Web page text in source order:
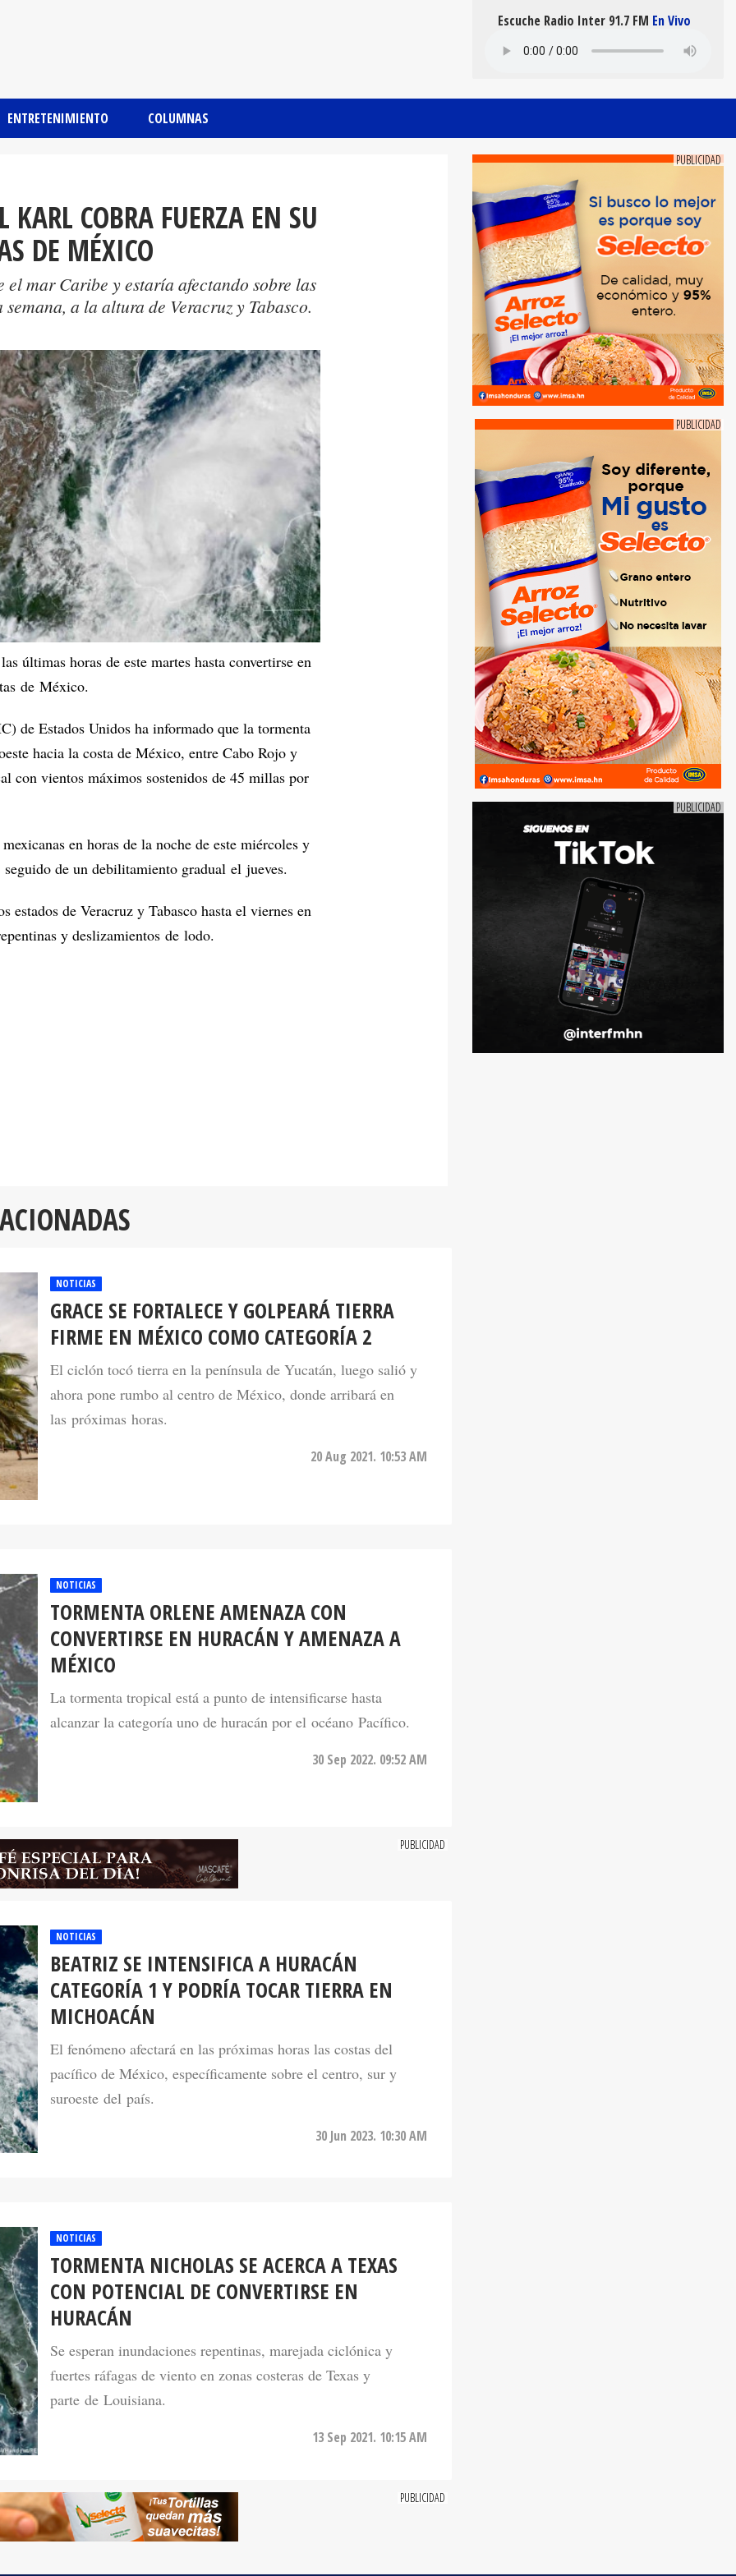
ENTRETENIMIENTO COLUMNAS
Escuche Radio Inter 91.7 FM En Vivo
COBRA FUERZA EN SU
DE MÉXICO
el mar Caribe y estaría afectando sobre las
a la altura de Veracruz y Tabasco.
últimas horas de este martes hasta convertirse en
de México.
de Estados Unidos ha informado que la tormenta
hacia la costa de México, entre Cabo Rojo y
con vientos máximos sostenidos de 45 millas por
en horas de la noche de este miércoles y
de un debilitamiento gradual el jueves.
de Veracruz y Tabasco hasta el viernes en
y deslizamientos de lodo.
NOTICIAS
GRACE SE FORTALECE Y GOLPEARÁ TIERRA
FIRME EN MÉXICO COMO CATEGORÍA 2
El ciclón tocó tierra en la península de Yucatán, luego salió y
ahora pone rumbo al centro de México, donde arribará en
las próximas horas.
20 Aug 2021. 10:53 AM
NOTICIAS
TORMENTA ORLENE AMENAZA CON
CONVERTIRSE EN HURACÁN Y AMENAZA A
MÉXICO
La tormenta tropical está a punto de intensificarse hasta
alcanzar la categoría uno de huracán por el océano Pacífico.
30 Sep 2022. 09:52 AM
BEATRIZ SE INTENSIFICA A HURACÁN
CATEGORÍA 1 Y PODRÍA TOCAR TIERRA EN
MICHOACÁN
El fenómeno afectará en las próximas horas las costas del
pacífico de México, específicamente sobre el centro, sur y
suroeste del país.
TORMENTA NICHOLAS SE ACERCA A TEXAS
CON POTENCIAL DE CONVERTIRSE EN
HURACÁN
Se esperan inundaciones repentinas, marejada ciclónica y
fuertes ráfagas de viento en zonas costeras de Texas y
parte de Louisiana.